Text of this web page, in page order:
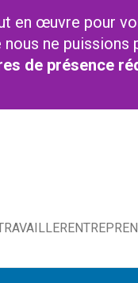
en œuvre pour
ne puissions
de présence